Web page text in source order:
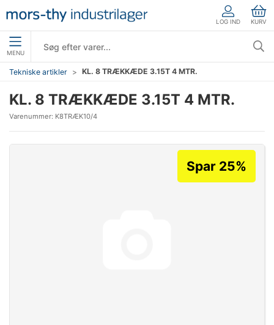
LOG IND KURV
MENU
Tekniske artikler KL. 8 TRÆKKÆDE 3.15T 4 MTR.
KL. 8 TRÆKKÆDE 3.15T 4 MTR.
Varenummer: K8TRÆK10/4
Spar 25%